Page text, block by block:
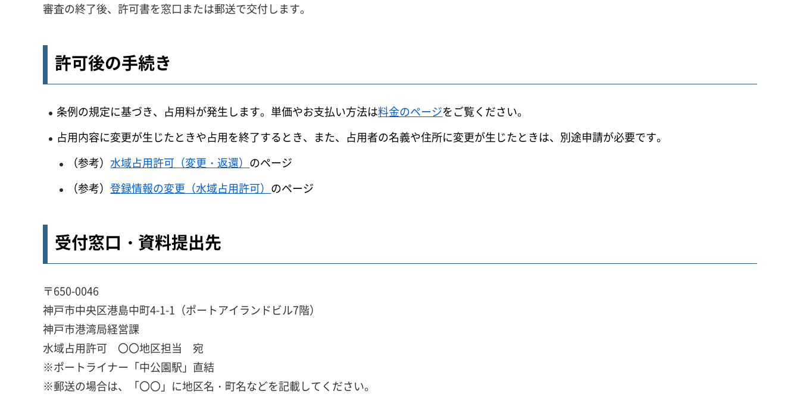
審査の終了後、許可書を窓口または郵送で交付します。
許可後の手続き
条例の規定に基づき、占用料が発生します。単価やお支払い方法は料金のページをご覧ください。
占用内容に変更が生じたときや占用を終了するとき、また、占用者の名義や住所に変更が生じたときは、別途申請が必要です。
（参考）水域占用許可（変更・返還） のページ
（参考）登録情報の変更（水域占用許可） のページ
受付窓口・資料提出先
〒650-0046
神戸市中央区港島中町4-1-1（ポートアイランドビル7階）
神戸市港湾局経営課
水域占用許可 〇〇地区担当 宛
※ポートライナー「中公園駅」直結
※郵送の場合は、「〇〇」に地区名・町名などを記載してください。